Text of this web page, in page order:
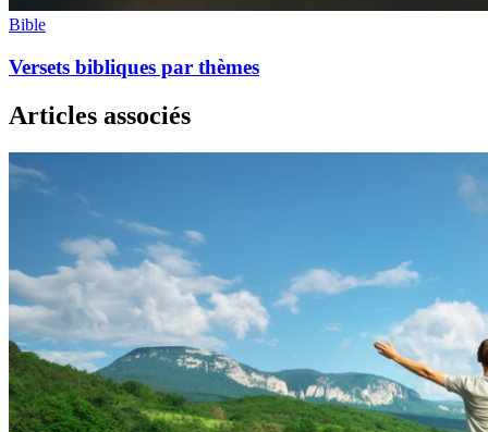
Bible
Versets bibliques par thèmes
Articles associés